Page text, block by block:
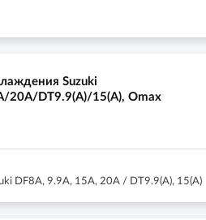
Suzuki
20A/DT9.9(A)/15(A), Omax
DF8A, 9.9A, 15A, 20A / DT9.9(A), 15(A)